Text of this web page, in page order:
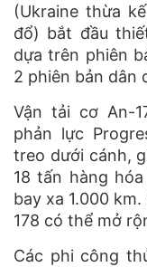
(Ukraine thừa
đổ) bắt đầu
dựa trên phiên
2 phiên bản dân
Vận tải cơ An-
phản lực
treo dưới cánh,
18 tấn hàng
bay xa 1.000
178 có thể mở
Các phi công